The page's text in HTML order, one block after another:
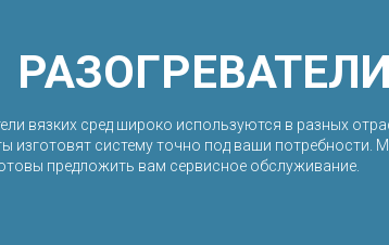
вязких сред широко используются в разных
изготовят систему точно под ваши
предложить вам сервисное обслуживание.